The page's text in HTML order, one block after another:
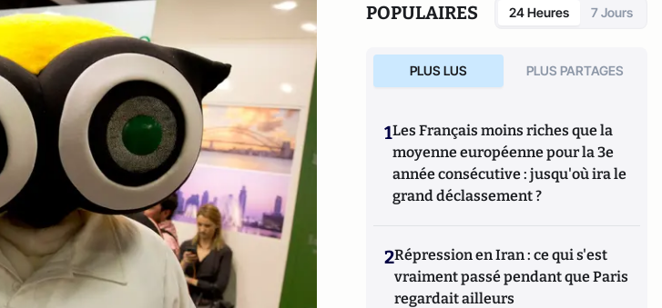
POPULAIRES 24 Heures 7 Jours
PLUS LUS PLUS PARTAGES
1Les Français moins riches que la
moyenne européenne pour la 3e
année consécutive : jusqu'où ira le
grand déclassement ?
2Répression en Iran : ce qui s'est
vraiment passé pendant que Paris
regardait ailleurs